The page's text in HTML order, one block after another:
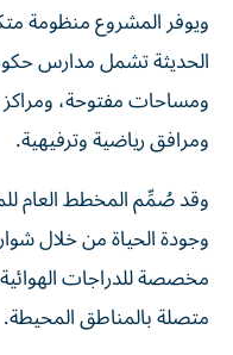
ويوفر المشروع منظومة
الحديثة تشمل مدارس
ومساحات مفتوحة،
ومرافق رياضية وترفيهية.
وقد صُمِّم المخطط العام
وجودة الحياة من خلال
مخصصة للدراجات
متصلة بالمناطق المحيطة.